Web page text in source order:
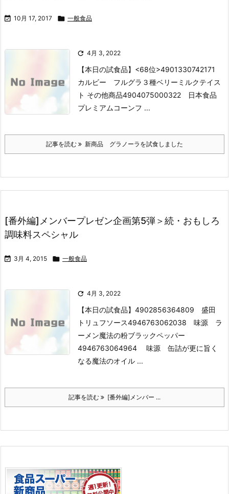
 10月 17, 2017  一般食品
 4月 3, 2022
【本日の試食品】 <68位>4901330742171
カルビー フルグラ３種ベリーミルクテイス
ト その他商品4904075000322 日本食品
プレミアムコーンフ ...
記事を読む 新商品 グラノーラを試食しました
[番外編]メンバープレゼン企画第5弾＞続・おもしろ
調味料スペシャル
 3月 4, 2015  一般食品
 4月 3, 2022
【本日の試食品】 4902856364809 盛田
トリュフソース4946763062038 味源 ラ
ーメン魔法の粉ブラックペッパー
4946763064964 味源 缶詰が更に旨く
なる魔法のオイル ...
記事を読む [番外編]メンバー ...